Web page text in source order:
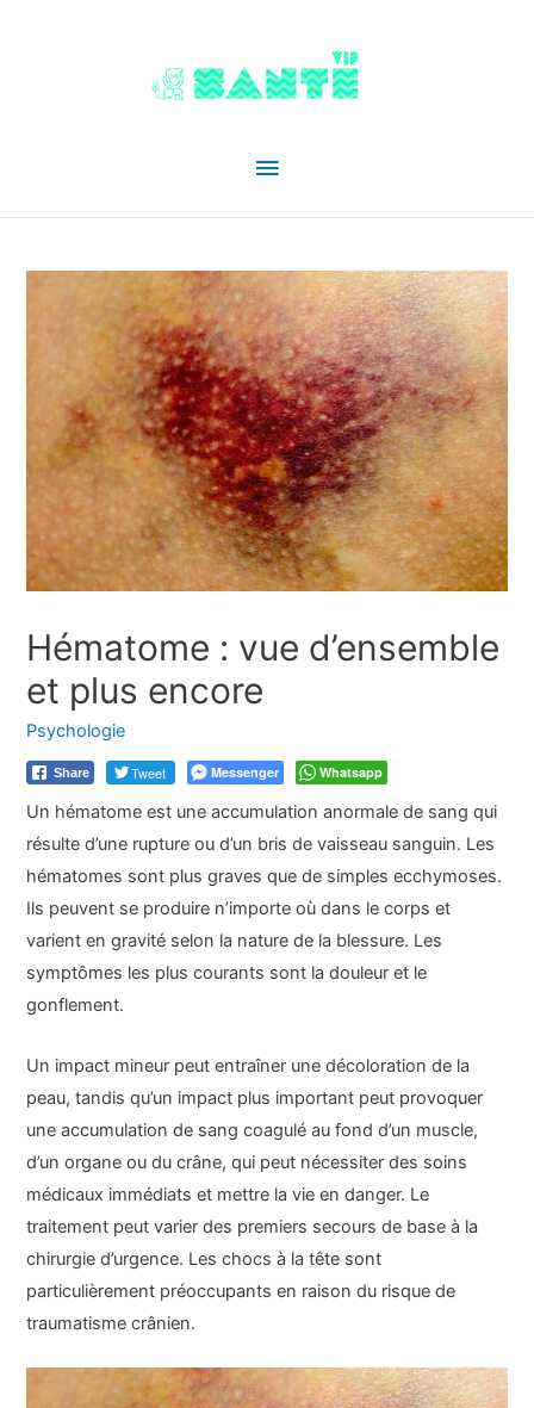
Menu
Hématome : vue d’ensemble
et plus encore
Psychologie
Share Tweet Messenger Whatsapp
Un hématome est une accumulation anormale de sang qui
résulte d’une rupture ou d’un bris de vaisseau sanguin. Les
hématomes sont plus graves que de simples ecchymoses.
Ils peuvent se produire n’importe où dans le corps et
varient en gravité selon la nature de la blessure. Les
symptômes les plus courants sont la douleur et le
gonflement.
Un impact mineur peut entraîner une décoloration de la
peau, tandis qu’un impact plus important peut provoquer
une accumulation de sang coagulé au fond d’un muscle,
d’un organe ou du crâne, qui peut nécessiter des soins
médicaux immédiats et mettre la vie en danger. Le
traitement peut varier des premiers secours de base à la
chirurgie d’urgence. Les chocs à la tête sont
particulièrement préoccupants en raison du risque de
traumatisme crânien.